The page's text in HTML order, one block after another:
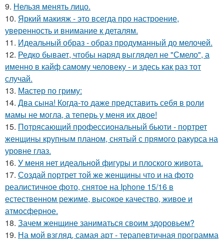
9. Нельзя менять лицо.
10. Яркий макияж - это всегда про настроение,
уверенность и внимание к деталям.
11. Идеальный образ - образ продуманный до мелочей.
12. Редко бывает, чтобы наряд выглядел не "Смело", а
именно в кайф самому человеку - и здесь как раз тот
случай.
13. Мастер по гриму:
14. Два сына! Когда-то даже представить себя в роли
мамы не могла, а теперь у меня их двое!
15. Потрясающий профессиональный бьюти - портрет
женщины крупным планом, снятый с прямого ракурса на
уровне глаз.
16. У меня нет идеальной фигуры и плоского живота.
17. Создай портрет той же женщины что и на фото
реалистичное фото, снятое на Iphone 15/16 в
естественном режиме, высокое качество, живое и
атмосферное.
18. Зачем женщине заниматься своим здоровьем?
19. На мой взгляд, самая арт - терапевтичная программа